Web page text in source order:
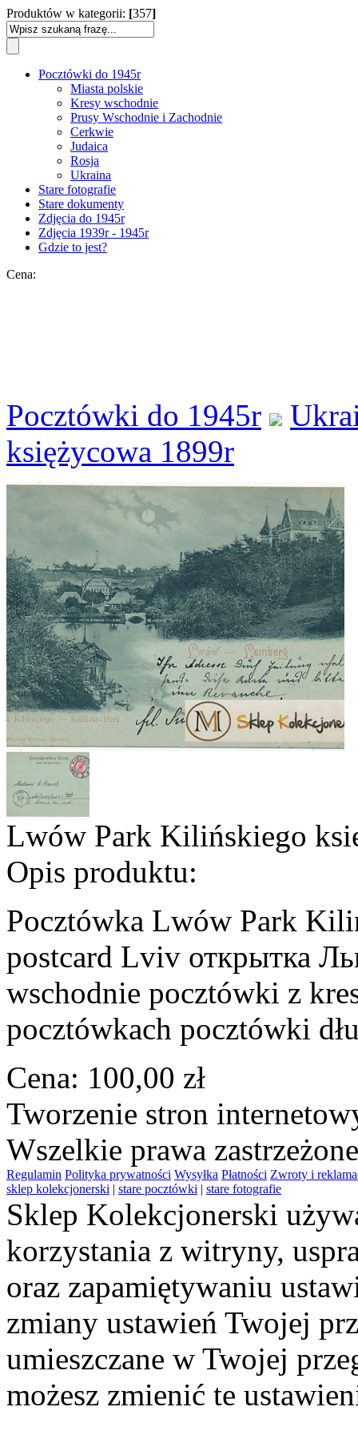
Produktów w kategorii: [357]
Pocztówki do 1945r
Miasta polskie
Kresy wschodnie
Prusy Wschodnie i Zachodnie
Cerkwie
Judaica
Rosja
Ukraina
Stare fotografie
Stare dokumenty
Zdjęcia do 1945r
Zdjęcia 1939r - 1945r
Gdzie to jest?
Cena:
Pocztówki do 1945r
księżycowa 1899r
Lwów Park Kilińskiego
Opis produktu:
Pocztówka Lwów Park
postcard Lviv открытка
wschodnie pocztówki z
pocztówkach pocztówki
Cena: 100,00 zł
Tworzenie stron
Wszelkie prawa
Regulamin Polityka prywatności Wysyłka Płatności Zwroty i
sklep kolekcjonerski | stare pocztówki | stare fotografie
Sklep Kolekcjonerski
korzystania z witryny,
oraz zapamiętywaniu
zmiany ustawień Twojej
umieszczane w Twojej
możesz zmienić te